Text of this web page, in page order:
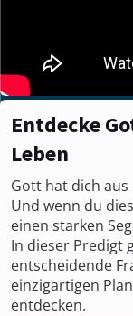
Entdecke
Leben
Gott hat dich
Und wenn du
einen starken
In dieser Predigt
entscheidende
einzigartigen
entdecken.